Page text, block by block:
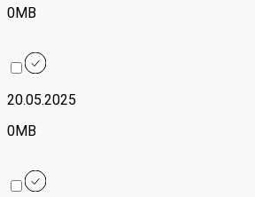
0MB
20.05.2025
0MB